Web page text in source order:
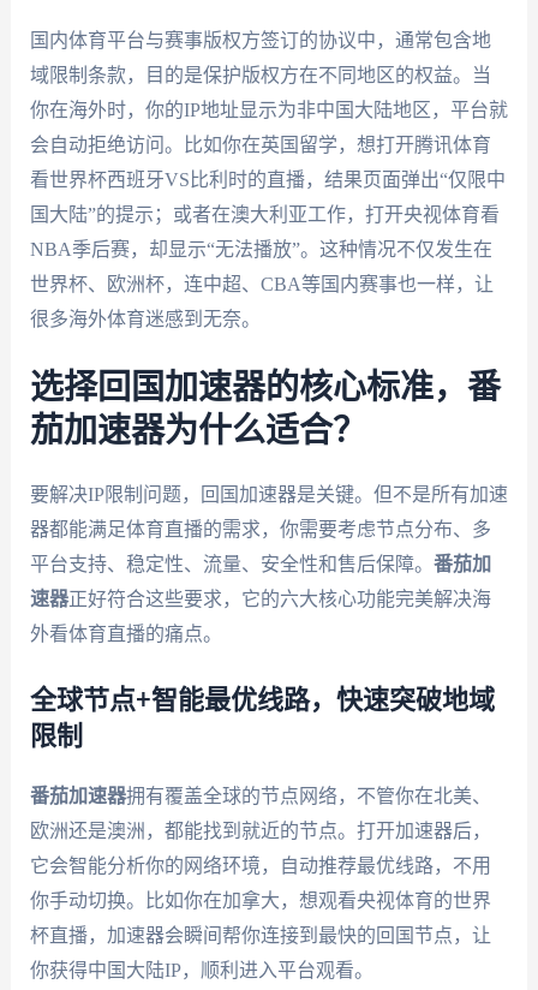
国内体育平台与赛事版权方签订的协议中，通常包含地
域限制条款，目的是保护版权方在不同地区的权益。当
你在海外时，你的IP地址显示为非中国大陆地区，平台就
会自动拒绝访问。比如你在英国留学，想打开腾讯体育
看世界杯西班牙VS比利时的直播，结果页面弹出“仅限中
国大陆”的提示；或者在澳大利亚工作，打开央视体育看
NBA季后赛，却显示“无法播放”。这种情况不仅发生在
世界杯、欧洲杯，连中超、CBA等国内赛事也一样，让
很多海外体育迷感到无奈。
选择回国加速器的核心标准，番
茄加速器为什么适合？
要解决IP限制问题，回国加速器是关键。但不是所有加速
器都能满足体育直播的需求，你需要考虑节点分布、多
平台支持、稳定性、流量、安全性和售后保障。 番茄加
速器正好符合这些要求，它的六大核心功能完美解决海
外看体育直播的痛点。
全球节点+智能最优线路，快速突破地域
限制
番茄加速器拥有覆盖全球的节点网络，不管你在北美、
欧洲还是澳洲，都能找到就近的节点。打开加速器后，
它会智能分析你的网络环境，自动推荐最优线路，不用
你手动切换。比如你在加拿大，想观看央视体育的世界
杯直播，加速器会瞬间帮你连接到最快的回国节点，让
你获得中国大陆IP，顺利进入平台观看。